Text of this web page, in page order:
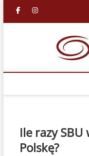
facebook
in
Ile razy SBU
Polskę?